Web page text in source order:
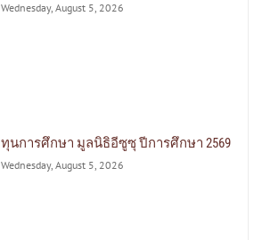
Wednesday, August 5, 2026
ทุนการศึกษา มูลนิธิอีซูซุ ปีการศึกษา 2569
Wednesday, August 5, 2026